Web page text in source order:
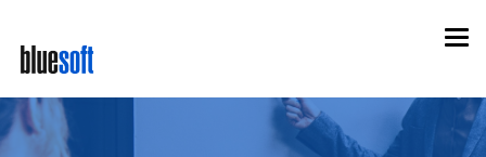
main
content